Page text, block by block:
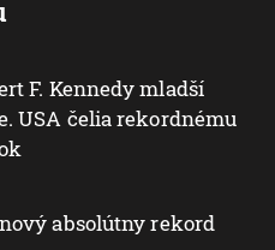
F. Kennedy mladší
USA čelia rekordnému
absolútny rekord